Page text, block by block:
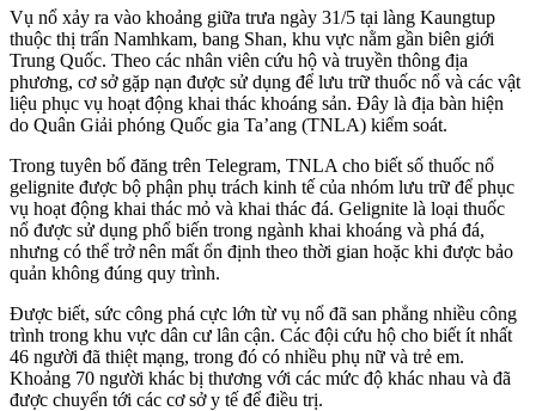
Vụ nổ xảy ra vào khoảng giữa trưa ngày 31/5 tại làng Kaungtup
thuộc thị trấn Namhkam, bang Shan, khu vực nằm gần biên giới
Trung Quốc. Theo các nhân viên cứu hộ và truyền thông địa
phương, cơ sở gặp nạn được sử dụng để lưu trữ thuốc nổ và các vật
liệu phục vụ hoạt động khai thác khoáng sản. Đây là địa bàn hiện
do Quân Giải phóng Quốc gia Ta’ang (TNLA) kiểm soát.
Trong tuyên bố đăng trên Telegram, TNLA cho biết số thuốc nổ
gelignite được bộ phận phụ trách kinh tế của nhóm lưu trữ để phục
vụ hoạt động khai thác mỏ và khai thác đá. Gelignite là loại thuốc
nổ được sử dụng phổ biến trong ngành khai khoáng và phá đá,
nhưng có thể trở nên mất ổn định theo thời gian hoặc khi được bảo
quản không đúng quy trình.
Được biết, sức công phá cực lớn từ vụ nổ đã san phẳng nhiều công
trình trong khu vực dân cư lân cận. Các đội cứu hộ cho biết ít nhất
46 người đã thiệt mạng, trong đó có nhiều phụ nữ và trẻ em.
Khoảng 70 người khác bị thương với các mức độ khác nhau và đã
được chuyển tới các cơ sở y tế để điều trị.